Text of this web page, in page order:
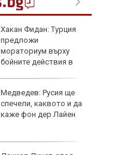
Хакан Фидан: Турция
предложи
мораториум върху
бойните действия в
Медведев: Русия ще
спечели, каквото и да
каже фон дер Лайен